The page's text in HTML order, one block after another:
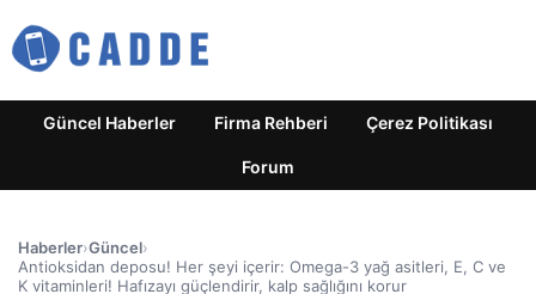
Güncel Haberler Firma Rehberi Çerez Politikası
Forum
Haberler›Güncel›
Antioksidan deposu! Her şeyi içerir: Omega-3 yağ asitleri, E, C ve
K vitaminleri! Hafızayı güçlendirir, kalp sağlığını korur